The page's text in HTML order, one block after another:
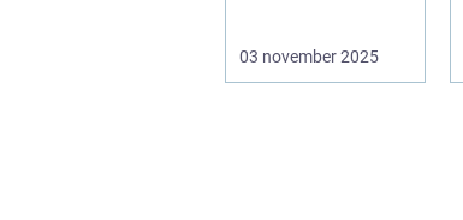
03 november 2025